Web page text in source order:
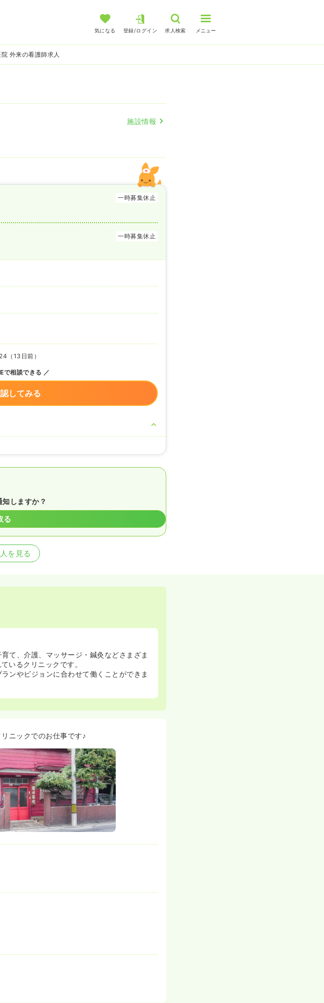
気になる 登録/ログイン 求人検索 メニュー
外来の看護師求人
施設情報
一時募集休止
一時募集休止
（13日前）
で相談できる
してみる
しますか？
る
を見る
て、介護、マッサージ・鍼灸などさまざま
いるクリニックです。
ンやビジョンに合わせて働くことができま
ニックでのお仕事です♪